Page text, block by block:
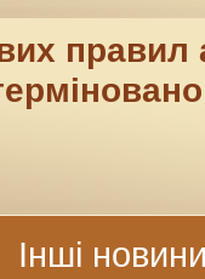
правил
Інші